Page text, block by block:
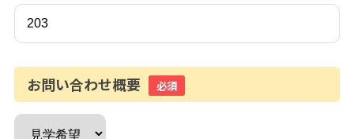
お問い合わせ概要 必須